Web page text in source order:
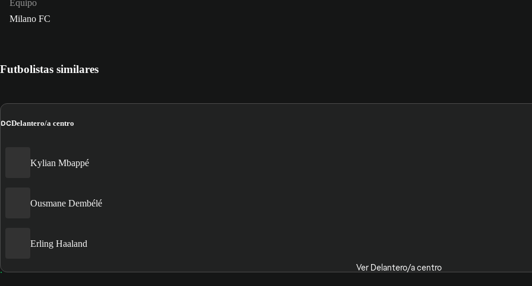
Equipo
Milano FC
Futbolistas similares
DCDelantero/a centro
Kylian Mbappé
Ousmane Dembélé
Erling Haaland
Ver Delantero/a centro